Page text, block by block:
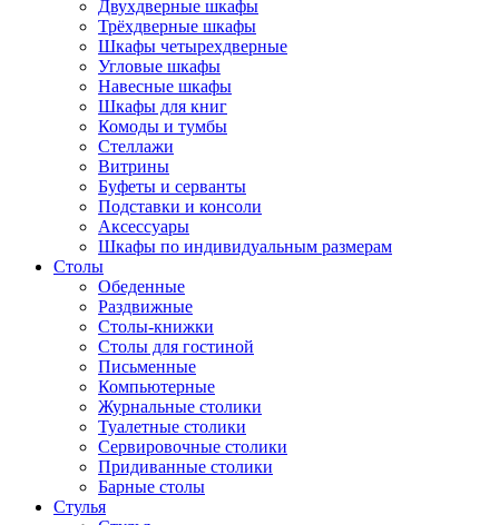
Двухдверные шкафы
Трёхдверные шкафы
Шкафы четырехдверные
Угловые шкафы
Навесные шкафы
Шкафы для книг
Комоды и тумбы
Стеллажи
Витрины
Буфеты и серванты
Подставки и консоли
Аксессуары
Шкафы по индивидуальным размерам
Столы
Обеденные
Раздвижные
Столы-книжки
Столы для гостиной
Письменные
Компьютерные
Журнальные столики
Туалетные столики
Сервировочные столики
Придиванные столики
Барные столы
Стулья